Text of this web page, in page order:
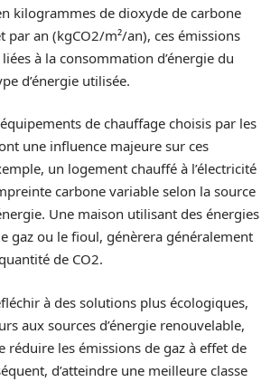
kilogrammes de dioxyde de carbone
par an (kgCO2/m²/an), ces émissions
à la consommation d’énergie du
d’énergie utilisée.
de chauffage choisis par les
une influence majeure sur ces
un logement chauffé à l’électricité
carbone variable selon la source
Une maison utilisant des énergies
gaz ou le fioul, génèrera généralement
de CO2.
à des solutions plus écologiques,
aux sources d’énergie renouvelable,
réduire les émissions de gaz à effet de
d’atteindre une meilleure classe